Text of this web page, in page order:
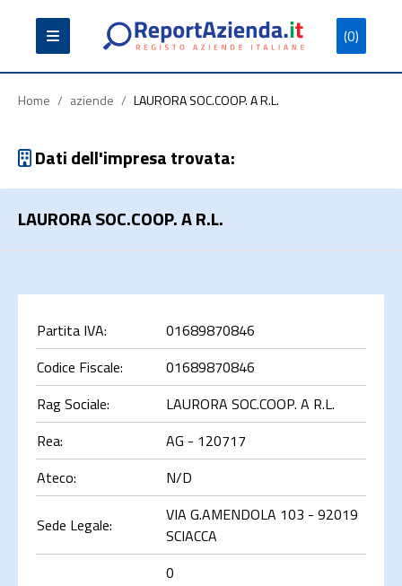
(0)
Partita
Iva
Codice
Fiscale
Ragione
Sociale
Cerca
Home / aziende / LAURORA SOC.COOP. A R.L.
Dati dell'impresa trovata:
LAURORA SOC.COOP. A R.L.
Partita IVA:
01689870846
Codice Fiscale:
01689870846
Rag Sociale:
LAURORA SOC.COOP. A R.L.
Rea:
AG - 120717
Ateco:
N/D
Sede Legale:
VIA G.AMENDOLA 103 - 92019
SCIACCA
0